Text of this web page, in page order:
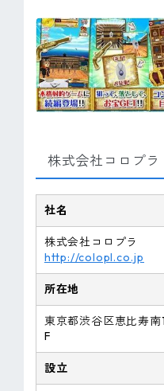
株式会社コロプラ
社名
株式会社コロプラ
http://colopl.co.jp
所在地
東京都渋谷区恵比寿
F
設立